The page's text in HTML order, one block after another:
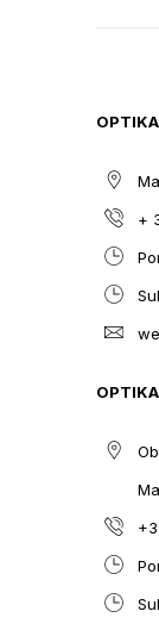
THE
THE
+